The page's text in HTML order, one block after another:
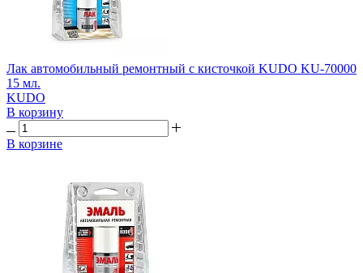
Лак автомобильный ремонтный с кисточкой KUDO KU-70000
15 мл.
KUDO
В корзину
В корзине